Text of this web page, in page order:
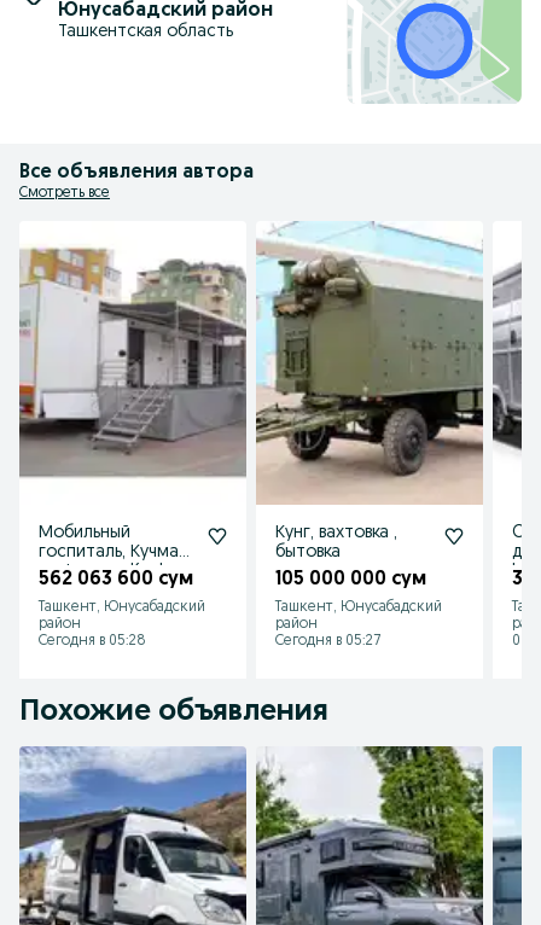
Юнусабадский район
Ташкентская область
Все объявления автора
Смотреть все
Мобильный
госпиталь, Кучма
шифохона, Kochma
shifoxona, Клиника
562 063 600 сум
Ташкент, Юнусабадский
район
Сегодня в 05:28
Кунг, вахтовка ,
бытовка
105 000 000 сум
Ташкент, Юнусабадский
район
Сегодня в 05:27
06
Похожие объявления